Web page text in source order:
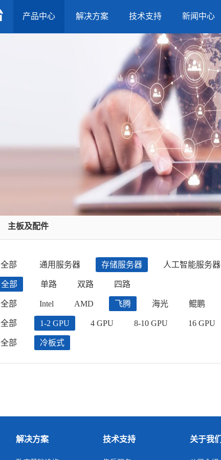
产品中心 解决方案 技术支持 新闻中心
主板及配件
全部 通用服务器 存储服务器 人工智能服务器
全部 单路 双路 四路
全部 Intel AMD 飞腾 海光 鲲鹏
全部 1-2 GPU 4 GPU 8-10 GPU 16 GPU
全部 冷板式
解决方案 技术支持 关于我们